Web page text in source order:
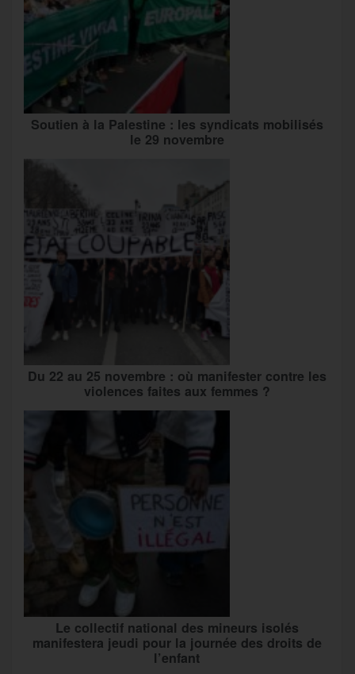
Soutien à la Palestine : les syndicats mobilisés
le 29 novembre
Du 22 au 25 novembre : où manifester contre les
violences faites aux femmes ?
Le collectif national des mineurs isolés
manifestera jeudi pour la journée des droits de
l’enfant